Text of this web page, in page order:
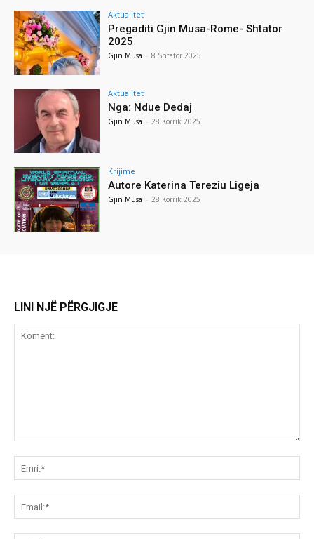
Aktualitet
Pregaditi Gjin Musa-Rome- Shtator
2025
Gjin Musa - 8 Shtator 2025
Aktualitet
Nga: Ndue Dedaj
Gjin Musa - 28 Korrik 2025
Krijime
Autore Katerina Tereziu Ligeja
Gjin Musa - 28 Korrik 2025
LINI NJË PËRGJIGJE